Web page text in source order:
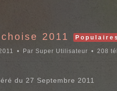
2011 Populaires
Par Super Utilisateur 208
du 27 Septembre 2011